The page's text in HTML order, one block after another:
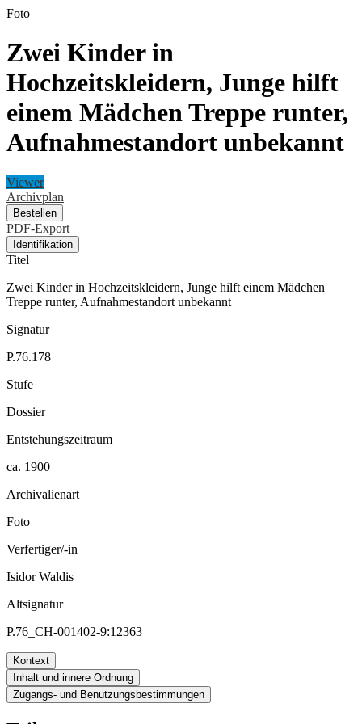
Foto
Zwei Kinder in
Hochzeitskleidern, Junge hilft
einem Mädchen Treppe runter,
Aufnahmestandort unbekannt
Viewer
Archivplan
Bestellen
PDF-Export
Identifikation
Titel
Zwei Kinder in Hochzeitskleidern, Junge hilft einem Mädchen
Treppe runter, Aufnahmestandort unbekannt
Signatur
P.76.178
Stufe
Dossier
Entstehungszeitraum
ca. 1900
Archivalienart
Foto
Verfertiger/-in
Isidor Waldis
Altsignatur
P.76_CH-001402-9:12363
Kontext
Inhalt und innere Ordnung
Zugangs- und Benutzungsbestimmungen